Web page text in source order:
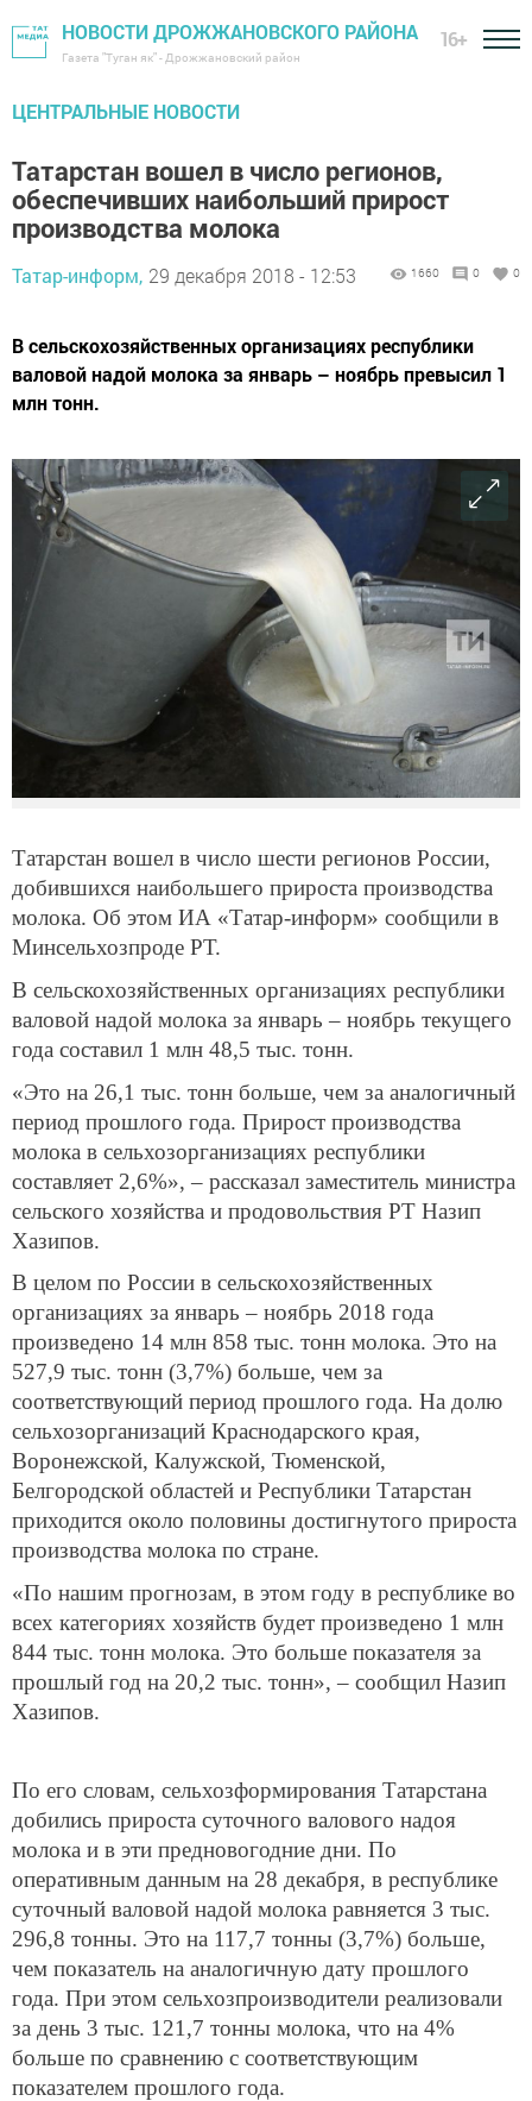
НОВОСТИ ДРОЖЖАНОВСКОГО РАЙОНА
Газета "Туган як" - Дрожжановский район
16+
ЦЕНТРАЛЬНЫЕ НОВОСТИ
Татарстан вошел в число регионов,
обеспечивших наибольший прирост
производства молока
Татар-информ, 29 декабря 2018 - 12:53 1660 0 0
В сельскохозяйственных организациях республики
валовой надой молока за январь – ноябрь превысил 1
млн тонн.
Татарстан вошел в число шести регионов России,
добившихся наибольшего прироста производства
молока. Об этом ИА «Татар-информ» сообщили в
Минсельхозпроде РТ.
В сельскохозяйственных организациях республики
валовой надой молока за январь – ноябрь текущего
года составил 1 млн 48,5 тыс. тонн.
«Это на 26,1 тыс. тонн больше, чем за аналогичный
период прошлого года. Прирост производства
молока в сельхозорганизациях республики
составляет 2,6%», – рассказал заместитель министра
сельского хозяйства и продовольствия РТ Назип
Хазипов.
В целом по России в сельскохозяйственных
организациях за январь – ноябрь 2018 года
произведено 14 млн 858 тыс. тонн молока. Это на
527,9 тыс. тонн (3,7%) больше, чем за
соответствующий период прошлого года. На долю
сельхозорганизаций Краснодарского края,
Воронежской, Калужской, Тюменской,
Белгородской областей и Республики Татарстан
приходится около половины достигнутого прироста
производства молока по стране.
«По нашим прогнозам, в этом году в республике во
всех категориях хозяйств будет произведено 1 млн
844 тыс. тонн молока. Это больше показателя за
прошлый год на 20,2 тыс. тонн», – сообщил Назип
Хазипов.
По его словам, сельхозформирования Татарстана
добились прироста суточного валового надоя
молока и в эти предновогодние дни. По
оперативным данным на 28 декабря, в республике
суточный валовой надой молока равняется 3 тыс.
296,8 тонны. Это на 117,7 тонны (3,7%) больше,
чем показатель на аналогичную дату прошлого
года. При этом сельхозпроизводители реализовали
за день 3 тыс. 121,7 тонны молока, что на 4%
больше по сравнению с соответствующим
показателем прошлого года.